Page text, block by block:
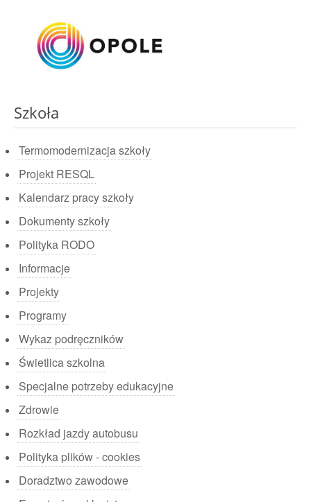
Szkoła
Termomodernizacja szkoły
Projekt RESQL
Kalendarz pracy szkoły
Dokumenty szkoły
Polityka RODO
Informacje
Projekty
Programy
Wykaz podręczników
Świetlica szkolna
Specjalne potrzeby edukacyjne
Zdrowie
Rozkład jazdy autobusu
Polityka plików - cookies
Doradztwo zawodowe